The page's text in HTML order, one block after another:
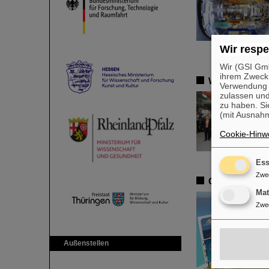
Außenstellen
Grüße von
Wir
Wir (GSI
ihrem
zulassen
zu haben.
(mit
Cookie-